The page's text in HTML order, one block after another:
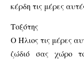
κέρδη τις μέρες
Τοξότης
Ο Ήλιος τις μέρες
ζώδιό σας χώρο